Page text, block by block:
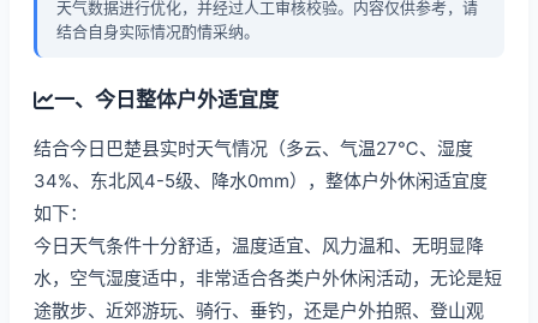
天气数据进行优化，并经过人工审核校验。内容仅供参考，请
结合自身实际情况酌情采纳。
一、今日整体户外适宜度
结合今日巴楚县实时天气情况（多云、气温27℃、湿度
34%、东北风4-5级、降水0mm），整体户外休闲适宜度
如下：
今日天气条件十分舒适，温度适宜、风力温和、无明显降
水，空气湿度适中，非常适合各类户外休闲活动，无论是短
途散步、近郊游玩、骑行、垂钓，还是户外拍照、登山观